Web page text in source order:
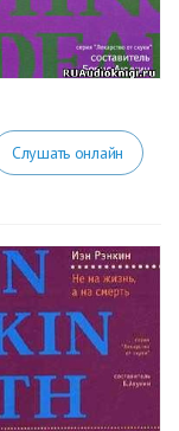
Слушать онлайн